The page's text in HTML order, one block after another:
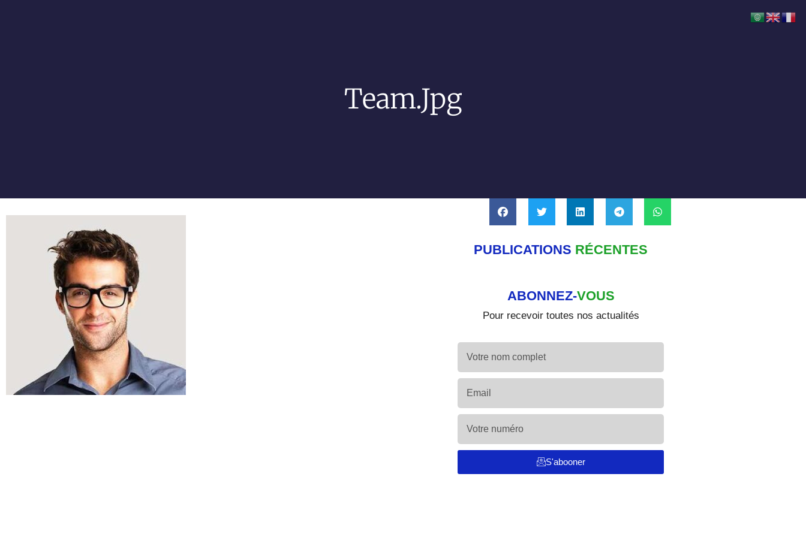
Team.jpg
PUBLICATIONS RÉCENTES
ABONNEZ-VOUS
Pour recevoir toutes nos actualités
S'abooner